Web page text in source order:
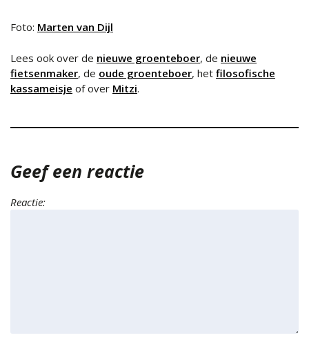
Foto: Marten van Dijl
Lees ook over de nieuwe groenteboer, de nieuwe
fietsenmaker, de oude groenteboer, het filosofische
kassameisje of over Mitzi.
Geef een reactie
Reactie: